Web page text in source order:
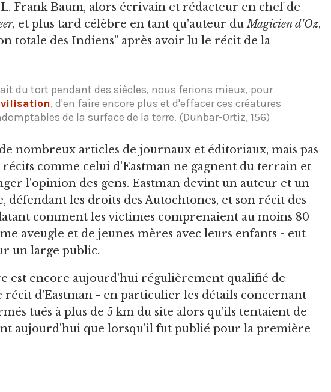
L. Frank Baum, alors écrivain et rédacteur en chef de
, et plus tard célèbre en tant qu'auteur duMagicien d'Oz,
totale des Indiens" après avoir lu le récit de la
du tort pendant des siècles, nous ferions mieux, pour
, d'en faire encore plus et d'effacer ces créatures
de la surface de la terre. (Dunbar-Ortiz, 156)
nombreux articles de journaux et éditoriaux, mais pas
récits comme celui d'Eastman ne gagnent du terrain et
l'opinion des gens. Eastman devint un auteur et un
les droits des Autochtones, et son récit des
comment les victimes comprenaient au moins 80
aveugle et de jeunes mères avec leurs enfants - eut
un large public.
est encore aujourd'hui régulièrement qualifié de
récit d'Eastman - en particulier les détails concernant
tués à plus de 5 km du site alors qu'ils tentaient de
aujourd'hui que lorsqu'il fut publié pour la première